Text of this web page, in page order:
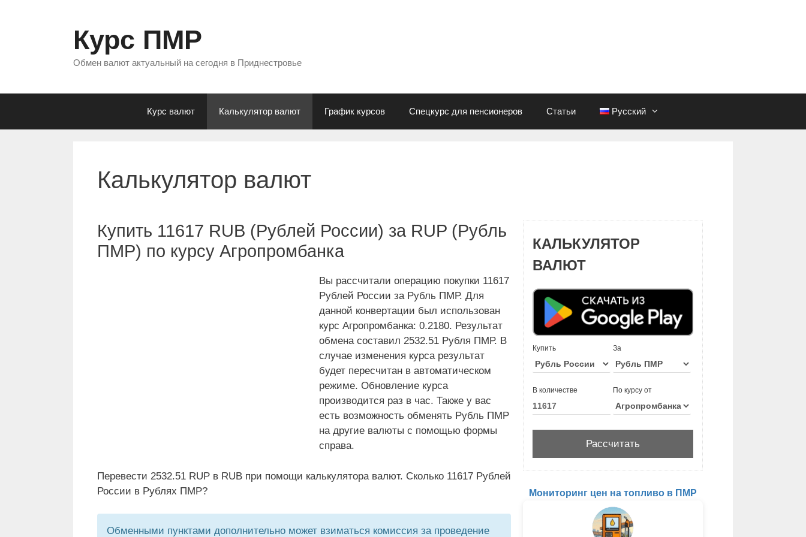
Курс ПМР
Обмен валют актуальный на сегодня в Приднестровье
Курс валют Калькулятор валют График курсов Спецкурс для пенсионеров Статьи Русский
Калькулятор валют
Купить 11617 RUB (Рублей России) за RUP (Рубль
ПМР) по курсу Агропромбанка
Вы рассчитали операцию покупки 11617
Рублей России за Рубль ПМР. Для
данной конвертации был использован
курс Агропромбанка: 0.2180. Результат
обмена составил 2532.51 Рубля ПМР. В
случае изменения курса результат
будет пересчитан в автоматическом
режиме. Обновление курса
производится раз в час. Также у вас
есть возможность обменять Рубль ПМР
на другие валюты с помощью формы
справа.
Перевести 2532.51 RUP в RUB при помощи калькулятора валют. Сколько 11617 Рублей
России в Рублях ПМР?
Обменными пунктами дополнительно может взиматься комиссия за проведение
КАЛЬКУЛЯТОР
ВАЛЮТ
Купить За
В количестве По курсу от
Мониторинг цен на топливо в ПМР